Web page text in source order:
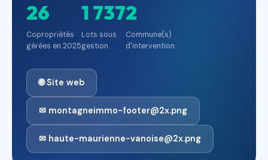
26
Copropriétés
gérées en 2025
1 737
Lots sous
gestion
2
Commune(s)
d'intervention
🌐 Site web
✉ montagneimmo-footer@2x.png
✉ haute-maurienne-vanoise@2x.png